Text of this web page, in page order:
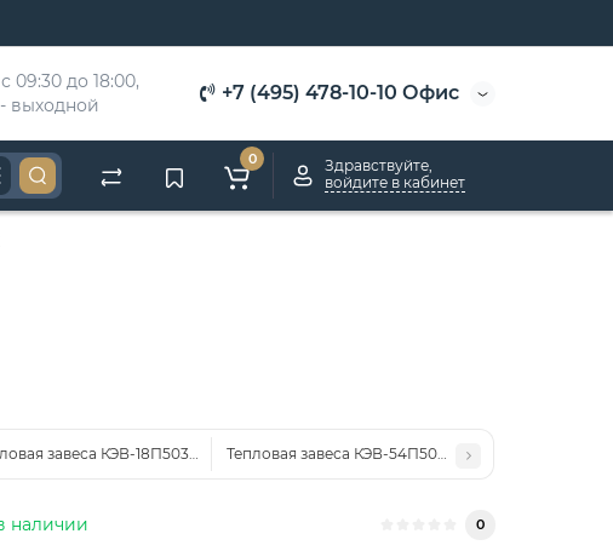
09:30 до 18:00,
выходной
+7 (495) 478-10-10 Офис
0
Здравствуйте,
войдите в кабинет
завеса КЭВ-18П5032E Тепловая завеса КЭВ-54П5042E
наличии 0